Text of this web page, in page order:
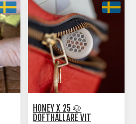
HONEY X 25 🐶
DOFTHÅLLARE VIT